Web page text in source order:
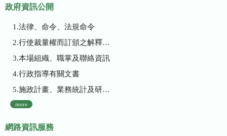
政府資訊公開
1.法律、命令、法規命令
2.行使裁量權而訂頒之解釋性規定及裁量基準
3.本場組織、職掌及聯絡資訊
4.行政指導有關文書
5.施政計畫、業務統計及研究報告
more
網路資訊服務